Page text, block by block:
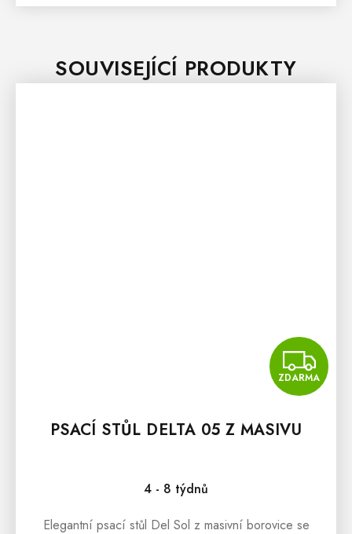
SOUVISEJÍCÍ PRODUKTY
ZDARMA
PSACÍ STŮL DELTA 05 Z MASIVU
4 - 8 týdnů
Elegantní psací stůl Del Sol z masivní borovice se